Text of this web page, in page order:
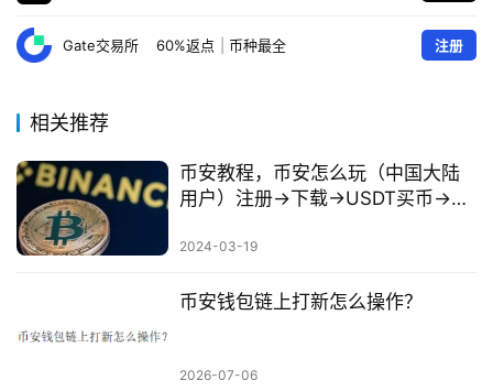
Gate交易所 60%返点 币种最全 注册
相关推荐
币安教程，币安怎么玩（中国大陆
用户）注册→下载→USDT买币→交
2024-03-19
币安钱包链上打新怎么操作？
2026-07-06